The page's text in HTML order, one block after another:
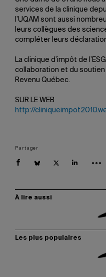
services de la clinique
l’UQAM sont aussi
leurs collègues des
compléter leurs
La clinique d’impôt de
collaboration et du soutien
Revenu Québec.
SUR LE WEB
http://
Partager
À lire aussi
Les plus populaires